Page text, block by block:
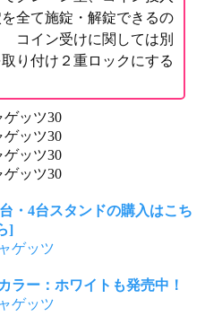
全て施錠・解錠できるの
コイン受けに関しては別
り付け２重ロックにする
・4台スタンドの購入はこち
]
ラー：ホワイトも発売中！